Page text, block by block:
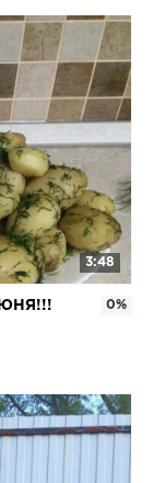
3:48
0%